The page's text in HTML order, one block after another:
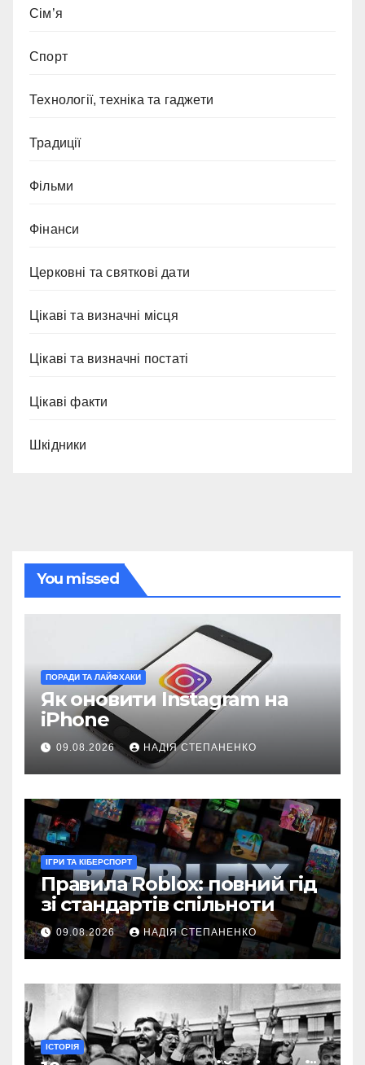
Сім’я
Спорт
Технології, техніка та гаджети
Традиції
Фільми
Фінанси
Церковні та святкові дати
Цікаві та визначні місця
Цікаві та визначні постаті
Цікаві факти
Шкідники
You missed
ПОРАДИ ТА ЛАЙФХАКИ
Як оновити Instagram на
iPhone
09.08.2026 НАДІЯ СТЕПАНЕНКО
ІГРИ ТА КІБЕРСПОРТ
Правила Roblox: повний гід
зі стандартів спільноти
09.08.2026 НАДІЯ СТЕПАНЕНКО
ІСТОРІЯ